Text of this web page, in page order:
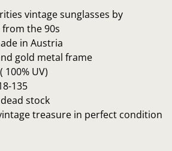
vintage sunglasses by
the 90s
in Austria
gold metal frame
100% UV)
135
stock
treasure in perfect condition